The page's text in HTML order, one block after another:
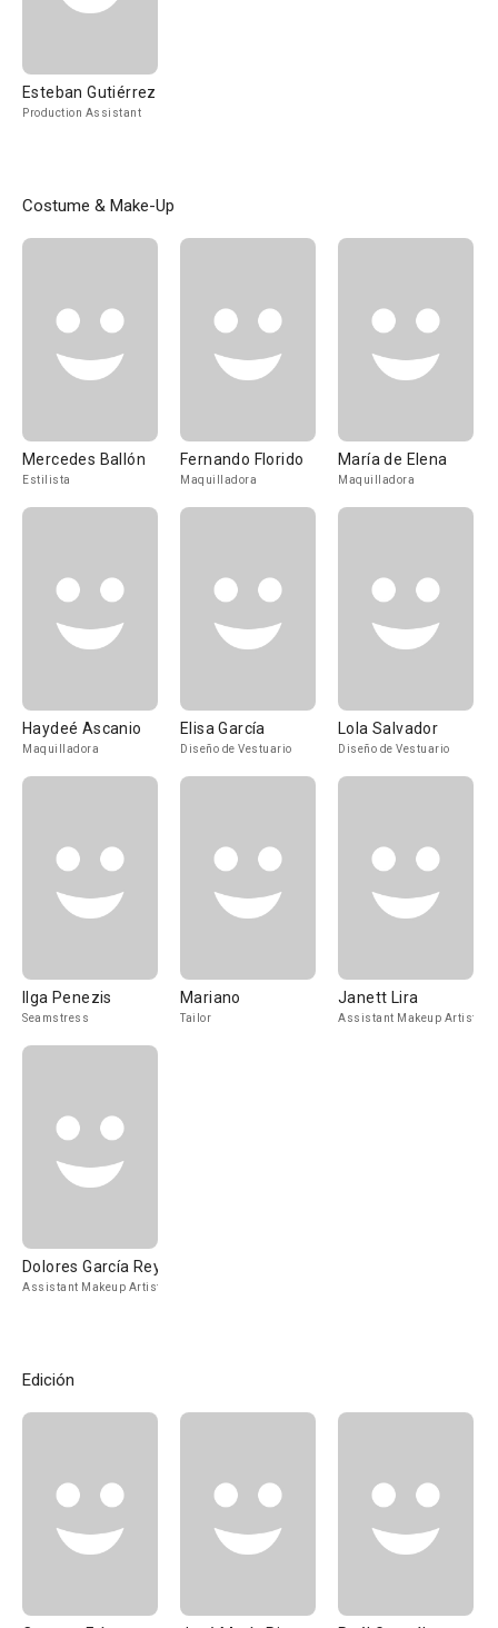
Esteban Gutiérrez
Production Assistant
Costume & Make-Up
Mercedes Ballón
Estilista
Fernando Florido
Maquilladora
María de Elena
Maquilladora
Haydeé Ascanio
Maquilladora
Elisa García
Diseño de Vestuario
Lola Salvador
Diseño de Vestuario
Ilga Penezis
Seamstress
Mariano
Tailor
Janett Lira
Assistant Makeup Artist
Dolores García Rey
Assistant Makeup Artist
Edición